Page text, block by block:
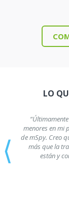
LO
menores en mi
de mSpy. Creo
más que la
están y
⟨